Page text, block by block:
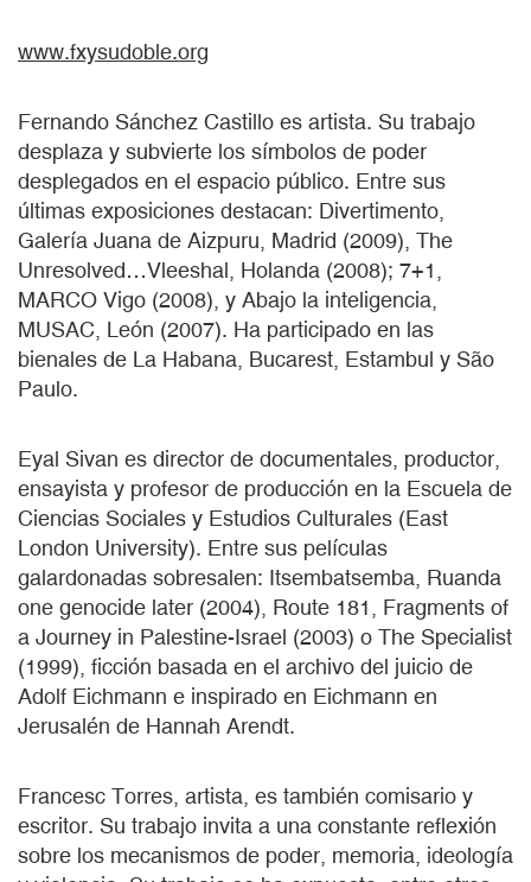
www.fxysudoble.org
Fernando Sánchez Castillo es artista. Su trabajo
desplaza y subvierte los símbolos de poder
desplegados en el espacio público. Entre sus
últimas exposiciones destacan: Divertimento,
Galería Juana de Aizpuru, Madrid (2009), The
Unresolved…Vleeshal, Holanda (2008); 7+1,
MARCO Vigo (2008), y Abajo la inteligencia,
MUSAC, León (2007). Ha participado en las
bienales de La Habana, Bucarest, Estambul y São
Paulo.
Eyal Sivan es director de documentales, productor,
ensayista y profesor de producción en la Escuela de
Ciencias Sociales y Estudios Culturales (East
London University). Entre sus películas
galardonadas sobresalen: Itsembatsemba, Ruanda
one genocide later (2004), Route 181, Fragments of
a Journey in Palestine-Israel (2003) o The Specialist
(1999), ficción basada en el archivo del juicio de
Adolf Eichmann e inspirado en Eichmann en
Jerusalén de Hannah Arendt.
Francesc Torres, artista, es también comisario y
escritor. Su trabajo invita a una constante reflexión
sobre los mecanismos de poder, memoria, ideología